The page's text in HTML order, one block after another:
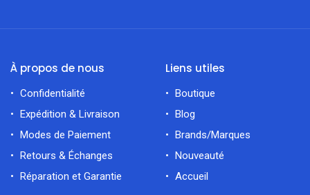
À propos de nous
Confidentialité
Expédition & Livraison
Modes de Paiement
Retours & Échanges
Réparation et Garantie
Liens utiles
Boutique
Blog
Brands/Marques
Nouveauté
Accueil